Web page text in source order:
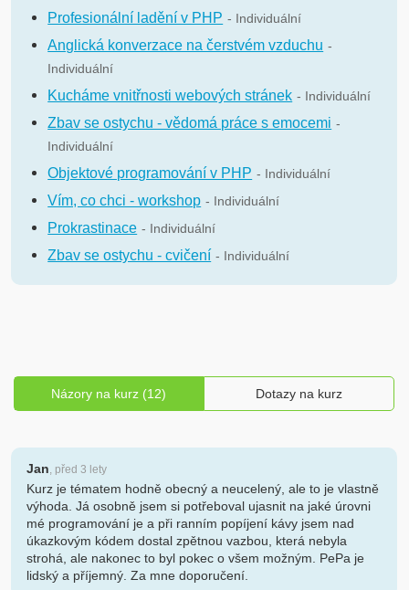
Profesionální ladění v PHP - Individuální
Anglická konverzace na čerstvém vzduchu -
Individuální
Kucháme vnitřnosti webových stránek - Individuální
Zbav se ostychu - vědomá práce s emocemi -
Individuální
Objektové programování v PHP - Individuální
Vím, co chci - workshop - Individuální
Prokrastinace - Individuální
Zbav se ostychu - cvičení - Individuální
Názory na kurz (12) Dotazy na kurz
Jan, před 3 lety
Kurz je tématem hodně obecný a neucelený, ale to je vlastně
výhoda. Já osobně jsem si potřeboval ujasnit na jaké úrovni
mé programování je a při ranním popíjení kávy jsem nad
úkazkovým kódem dostal zpětnou vazbou, která nebyla
strohá, ale nakonec to byl pokec o všem možným. PePa je
lidský a příjemný. Za mne doporučení.